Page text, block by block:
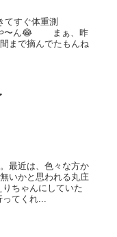
てすぐ体重測
〜ん😂 まぁ、昨
まで摘んでたもんね
最近は、色々な方か
いかと思われる丸庄
ちゃんにしていた
ってくれ...